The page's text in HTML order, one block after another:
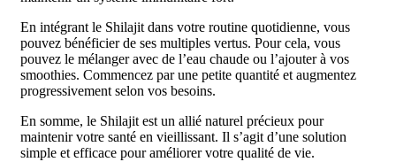
En intégrant le Shilajit dans votre routine quotidienne, vous
pouvez bénéficier de ses multiples vertus. Pour cela, vous
pouvez le mélanger avec de l’eau chaude ou l’ajouter à vos
smoothies. Commencez par une petite quantité et augmentez
progressivement selon vos besoins.
En somme, le Shilajit est un allié naturel précieux pour
maintenir votre santé en vieillissant. Il s’agit d’une solution
simple et efficace pour améliorer votre qualité de vie.